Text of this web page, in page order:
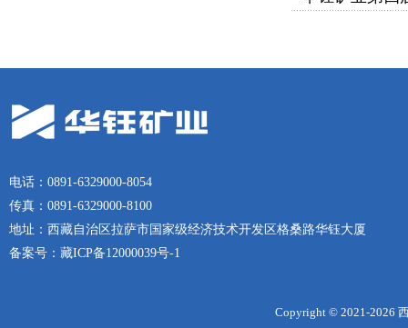
电话：0891-6329000-8054
传真：0891-6329000-8100
地址：西藏自治区拉萨市国家级经济技术开发区格桑路华钰大厦
备案号： 藏ICP备12000039号-1
Copyright © 2021-2026